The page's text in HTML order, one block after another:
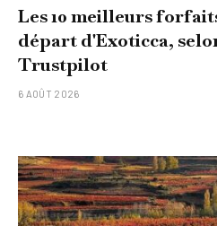
Les 10 meilleurs
départ d'Exoticca,
Trustpilot
6 AOÛT 2026